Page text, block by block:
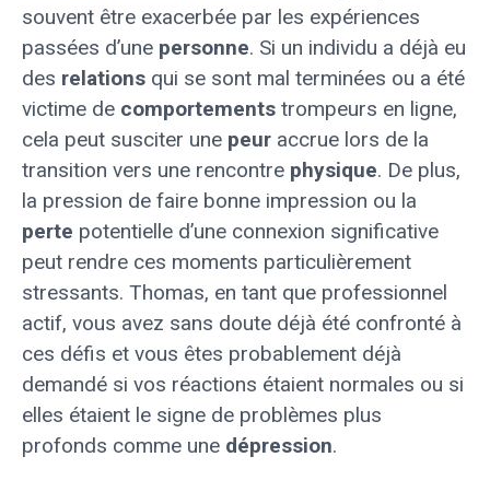
souvent être exacerbée par les expériences
passées d’une personne. Si un individu a déjà eu
des relations qui se sont mal terminées ou a été
victime de comportements trompeurs en ligne,
cela peut susciter une peur accrue lors de la
transition vers une rencontre physique. De plus,
la pression de faire bonne impression ou la
perte potentielle d’une connexion significative
peut rendre ces moments particulièrement
stressants. Thomas, en tant que professionnel
actif, vous avez sans doute déjà été confronté à
ces défis et vous êtes probablement déjà
demandé si vos réactions étaient normales ou si
elles étaient le signe de problèmes plus
profonds comme une dépression.